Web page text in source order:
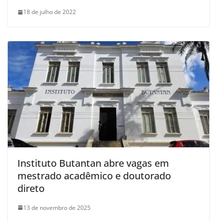
18 de julho de 2022
Instituto Butantan abre vagas em
mestrado acadêmico e doutorado
direto
13 de novembro de 2025